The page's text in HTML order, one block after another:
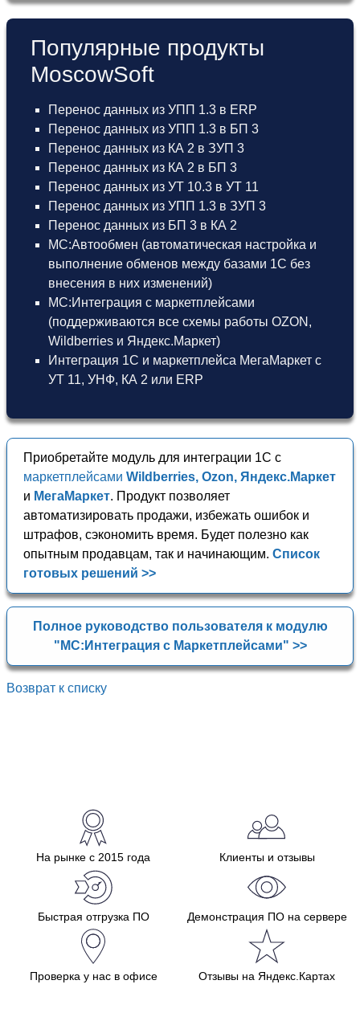
Популярные продукты
MoscowSoft
Перенос данных из УПП 1.3 в ERP
Перенос данных из УПП 1.3 в БП 3
Перенос данных из КА 2 в ЗУП 3
Перенос данных из КА 2 в БП 3
Перенос данных из УТ 10.3 в УТ 11
Перенос данных из УПП 1.3 в ЗУП 3
Перенос данных из БП 3 в КА 2
МС:Автообмен (автоматическая настройка и
выполнение обменов между базами 1С без
внесения в них изменений)
МС:Интеграция с маркетплейсами
(поддерживаются все схемы работы OZON,
Wildberries и Яндекс.Маркет)
Интеграция 1С и маркетплейса МегаМаркет с
УТ 11, УНФ, КА 2 или ERP
Приобретайте модуль для интеграции 1С с
маркетплейсами Wildberries, Ozon, Яндекс.Маркет
и МегаМаркет. Продукт позволяет
автоматизировать продажи, избежать ошибок и
штрафов, сэкономить время. Будет полезно как
опытным продавцам, так и начинающим. Список
готовых решений >>
Полное руководство пользователя к модулю
"МС:Интеграция с Маркетплейсами" >>
Возврат к списку
На рынке с 2015 года Клиенты и отзывы
Быстрая отгрузка ПО Демонстрация ПО на сервере
Проверка у нас в офисе Отзывы на Яндекс.Картах